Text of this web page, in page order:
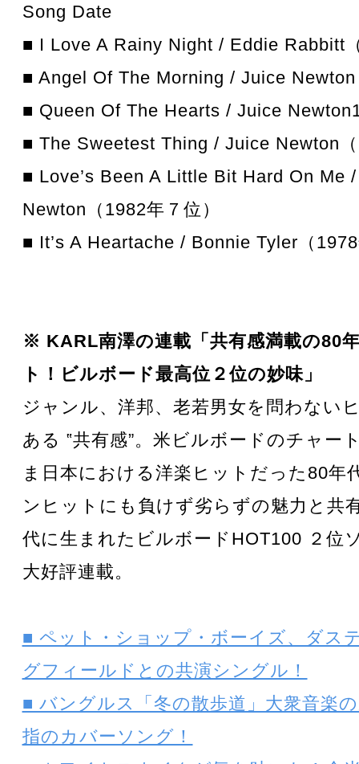
Song Date
■ I Love A Rainy Night / Eddie Rabbitt
■ Angel Of The Morning / Juice
■ Queen Of The Hearts / Juice
■ The Sweetest Thing / Juice Newton
■ Love’s Been A Little Bit Hard On Me
Newton（1982年７位）
■ It’s A Heartache / Bonnie Tyler（
※ KARL南澤の連載「共有感満載の80
ト！ビルボード最高位２位の妙味」
ジャンル、洋邦、老若男女を問わない
ある ‟共有感”。米ビルボードのチャー
ま日本における洋楽ヒットだった80年
ンヒットにも負けず劣らずの魅力と共
代に生まれたビルボードHOT100 ２位
大好評連載。
■ ペット・ショップ・ボーイズ、ダス
グフィールドとの共演シングル！
■ バングルス「冬の散歩道」大衆音楽
指のカバーソング！